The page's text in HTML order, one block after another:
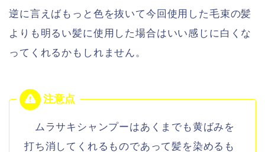
逆に言えばもっと色を抜いて今回使用した毛束の髪
よりも明るい髪に使用した場合はいい感じに白くな
ってくれるかもしれません。
ムラサキシャンプーはあくまでも黄ばみを
打ち消してくれるものであって髪を染めるも